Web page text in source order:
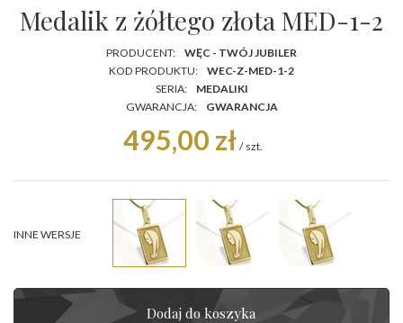
Medalik z żółtego złota MED-1-2
PRODUCENT:
WĘC - TWÓJ JUBILER
KOD PRODUKTU:
WEC-Z-MED-1-2
SERIA:
MEDALIKI
GWARANCJA:
GWARANCJA
495,00 zł / szt.
INNE WERSJE
Dodaj do koszyka